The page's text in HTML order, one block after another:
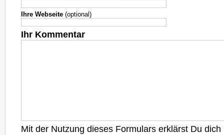
Ihre Webseite (optional)
Ihr Kommentar
Mit der Nutzung dieses Formulars erklärst Du